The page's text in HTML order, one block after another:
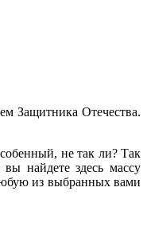
Защитника Отечества.
не так ли? Так
найдете здесь массу
из выбранных вами